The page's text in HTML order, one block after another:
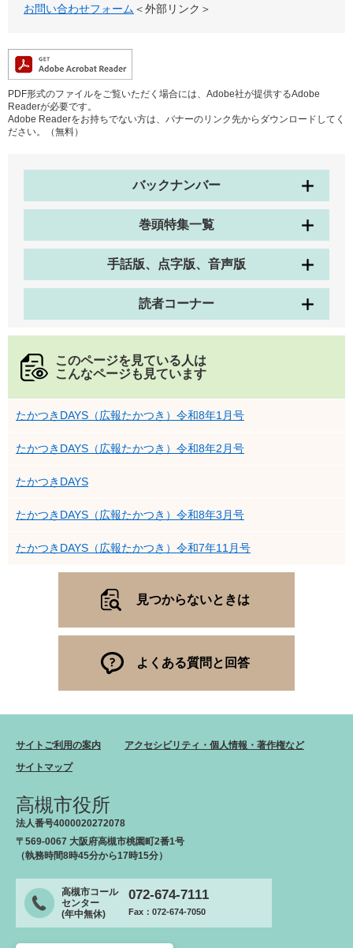
お問い合わせフォーム ＜外部リンク＞
PDF形式のファイルをご覧いただく場合には、Adobe社が提供するAdobe
Readerが必要です。
Adobe Readerをお持ちでない方は、バナーのリンク先からダウンロードしてく
ださい。（無料）
バックナンバー
巻頭特集一覧
手話版、点字版、音声版
読者コーナー
このページを見ている人は
こんなページも見ています
たかつきDAYS（広報たかつき）令和8年1月号
たかつきDAYS（広報たかつき）令和8年2月号
たかつきDAYS
たかつきDAYS（広報たかつき）令和8年3月号
たかつきDAYS（広報たかつき）令和7年11月号
見つからないときは
よくある質問と回答
サイトご利用の案内
アクセシビリティ・個人情報・著作権など
サイトマップ
高槻市役所
法人番号4000020272078
〒569-0067 大阪府高槻市桃園町2番1号
（執務時間8時45分から17時15分）
高槻市コール
センター
(年中無休)
072-674-7111
Fax：072-674-7050